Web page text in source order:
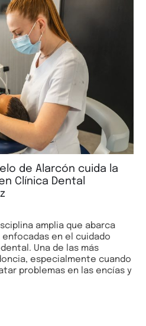
de Alarcón cuida la
Clínica Dental
amplia que abarca
en el cuidado
Una de las más
especialmente cuando
problemas en las encías y